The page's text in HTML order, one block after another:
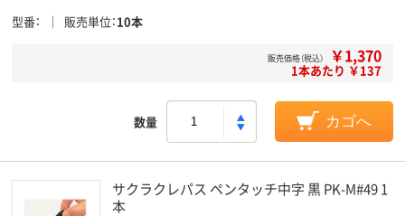
型番 販売単位 10本
販売価格（税込） ￥1,370
1本あたり ￥137
数量 カゴへ
サクラクレパス ペンタッチ中字 黒 PK-M#49 1
本